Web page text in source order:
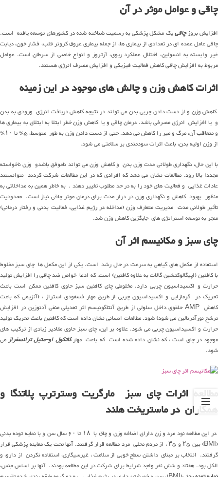
چاقی و عوامل موثر در آن
افزایش بروزچاقییک مشکل پزشکی به رسمیت شناخته شده در کشورهای توسعه یافته است.
چاقی عامل عمده ای در تعدادی از بیماری ها، از جمله بیماری عروق کرونر قلب، فشار خون، دیابت
غیر وابسته به انسولین، اختلال عملکرد ریوی، آرتروز و انواع خاصی از سرطان است. عوامل
مربوط به افزایش چاقی کاهش فعالیت فیزیکی و افزایش مصرف انرژی هستند.
اثرات کاهش وزن و چالش های موجود در این زمینه
کاهش وزن و از دست دادن چربی بدن می تواند در نتیجه کاهش دریافت انرژی ورودی به بدن
و یا افزایش انرژی مصرفی باشد. درمان چاقی و یا کاهش وزن خطر ابتلا به ابتلای به بیماری ها
و متعاقب آن، مرگ و میر را کاهش می دهد. حتی از دست دادن وزن به طور متوسط، ۵٪ تا ۱۰٪
از وزن اولیه بدن، باعث اثرات سودمندی بر سلامتی می شود.
با این حال، نگهداری طولانی مدت وزن بدن و کاهش وزن می تواند ناموفق باشدو وزن ناخواسته
مجددا بالا رود. مطالعات نشان می دهد که افرادی که در این مطالعات شرکت کردند نتوانستند
عادات غذایی و فعالیت های خود را به در حد مطلوب تغییر دهند . به خاطر همین به مداخلاتی به
منظور بهبود کاهش و نگهداری وزن در دراز مدت برای درمان موثر چاقی نیاز است. محدودیت
تأثیر طولانی مدت مدیریت متعارف وزن (مداخله در رژیم غذایی، فعالیت بدنی و رفتار درمانی)
منجر به توسعه استراتژی های جایگزین کاهش وزن شد.
چای سبز و مکانیسم اثر آن
استفاده از مکمل های گیاهی به سرعت در حال رشد است. یکی از این مکمل ها چای سبز مخلوط
با کافئین (اپیگالوکتشین گالات به علاوه کافئین) است، که ادعا خواص ضد چاقی را افزایش تولید
حرارت و اکسیداسیون چربی دارد. مخلوطی چای کافئین سبز حاوی کافئین ممکن است باعث
تحریک در گرمازایی و اکسیداسیون چربی از طریق مهار فسفودی استراز ، (آنزیمی که باعث
کاهش AMP حلقوی داخل سلولی از طریق آنتاگونیسم اثر تعدیلی منفی آدنوزین در افزایش
ترشح نورآدرنالین می شود) شود. مطالعات انسانی نشان داده است که کافئین باعث تحریک تولید
حرارت و اکسیداسیون چربی می شود. علاوه بر این، چای سبز حاوی مقادیر زیادی از ترکیب های
موجود در چای است ، که نشان داده شده است که باعث مهارکاتکول او-متیل ترانسفرازمی
شود.
مطالعه اثرات چای سبز مارگریت وسترترپ پلاتنگا و
همکاران در ماستریخت هلند
در این مطالعه نود مرد و زن دارای اضافه وزن و چاق با ۱۸ تا ۶۰ سال سن و با نمایه توده بدنی
(BMI) بین ۲۵ و ۳۵ ، از مردم محلی مرد مطالعه قرار گرفتند. آنها تحت یک معاینه پزشکی قرار
گرفتند. انتخاب بر مبنای داشتن سطح خوبی از سلامت ، غیرسیگاری، استفاده نکردن از دارو، و
الکل بود. هفتاد و شش نفر واجد شرایط برای شرکت در این مطالعه بودند. آنها بر اساس جنس،